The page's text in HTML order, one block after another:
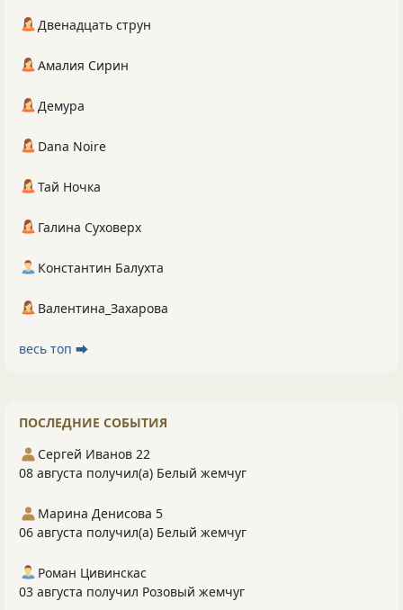
Двенадцать струн
Амалия Сирин
Демура
Dana Noire
Тай Ночка
Галина Суховерх
Константин Балухта
Валентина_Захарова
весь топ ⮕
ПОСЛЕДНИЕ СОБЫТИЯ
Сергей Иванов 22
08 августа получил(а) Белый жемчуг
Марина Денисова 5
06 августа получил(а) Белый жемчуг
Роман Цивинскас
03 августа получил Розовый жемчуг